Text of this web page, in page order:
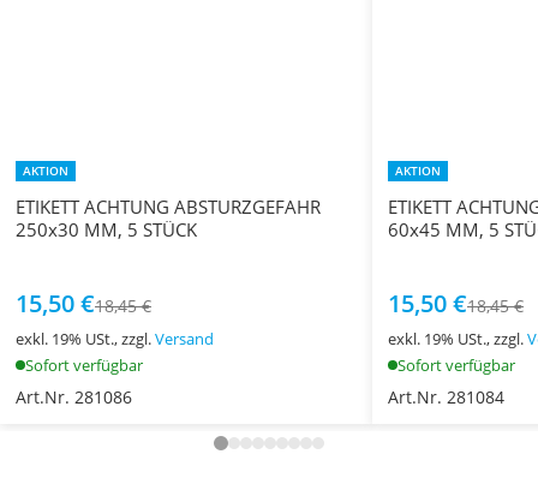
AKTION
ETIKETT ACHTUNG ABSTURZGEFAHR
250x30 MM, 5 STÜCK
15,50 €18,45 €
exkl. 19% USt., zzgl.Versand
Sofort verfügbar
Art.Nr. 281086
AKTION
ETIKETT
60x45 MM, 5
15,50 €18,45 €
exkl. 19% USt., zzgl.
Sofort verfügbar
Art.Nr. 281084